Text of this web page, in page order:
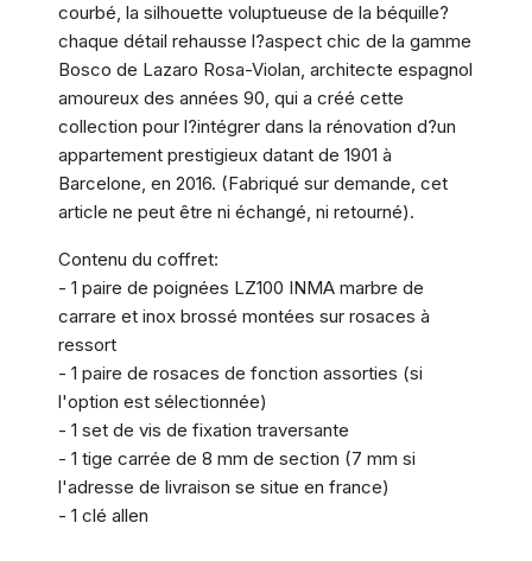
courbé, la silhouette voluptueuse de la béquille?
chaque détail rehausse l?aspect chic de la gamme
Bosco de Lazaro Rosa-Violan, architecte espagnol
amoureux des années 90, qui a créé cette
collection pour l?intégrer dans la rénovation d?un
appartement prestigieux datant de 1901 à
Barcelone, en 2016. (Fabriqué sur demande, cet
article ne peut être ni échangé, ni retourné).
Contenu du coffret:
- 1 paire de poignées LZ100 INMA marbre de
carrare et inox brossé montées sur rosaces à
ressort
- 1 paire de rosaces de fonction assorties (si
l'option est sélectionnée)
- 1 set de vis de fixation traversante
- 1 tige carrée de 8 mm de section (7 mm si
l'adresse de livraison se situe en france)
- 1 clé allen